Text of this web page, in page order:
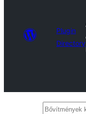
Plugin
Directory